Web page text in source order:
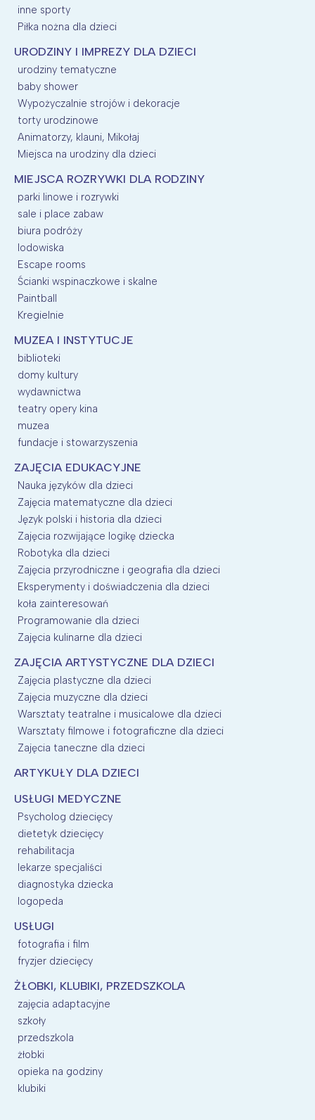
inne sporty
Piłka nożna dla dzieci
URODZINY I IMPREZY DLA DZIECI
urodziny tematyczne
baby shower
Wypożyczalnie strojów i dekoracje
torty urodzinowe
Animatorzy, klauni, Mikołaj
Miejsca na urodziny dla dzieci
MIEJSCA ROZRYWKI DLA RODZINY
parki linowe i rozrywki
sale i place zabaw
biura podróży
lodowiska
Escape rooms
Ścianki wspinaczkowe i skalne
Paintball
Kregielnie
MUZEA I INSTYTUCJE
biblioteki
domy kultury
wydawnictwa
teatry opery kina
muzea
fundacje i stowarzyszenia
ZAJĘCIA EDUKACYJNE
Nauka języków dla dzieci
Zajęcia matematyczne dla dzieci
Język polski i historia dla dzieci
Zajęcia rozwijające logikę dziecka
Robotyka dla dzieci
Zajęcia przyrodniczne i geografia dla dzieci
Eksperymenty i doświadczenia dla dzieci
koła zainteresowań
Programowanie dla dzieci
Zajęcia kulinarne dla dzieci
ZAJĘCIA ARTYSTYCZNE DLA DZIECI
Zajęcia plastyczne dla dzieci
Zajęcia muzyczne dla dzieci
Warsztaty teatralne i musicalowe dla dzieci
Warsztaty filmowe i fotograficzne dla dzieci
Zajęcia taneczne dla dzieci
ARTYKUŁY DLA DZIECI
USŁUGI MEDYCZNE
Psycholog dziecięcy
dietetyk dziecięcy
rehabilitacja
lekarze specjaliści
diagnostyka dziecka
logopeda
USŁUGI
fotografia i film
fryzjer dziecięcy
ŻŁOBKI, KLUBIKI, PRZEDSZKOLA
zajęcia adaptacyjne
szkoły
przedszkola
żłobki
opieka na godziny
klubiki